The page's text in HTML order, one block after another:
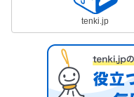
tenki.jp